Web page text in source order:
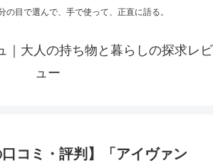
の目で選んで、手で使って、正直に語る。
｜大人の持ち物と暮らしの探求レビ
ュー
口コミ・評判】「アイヴァン